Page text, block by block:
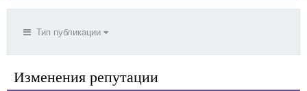
Тип публикации
Изменения репутации